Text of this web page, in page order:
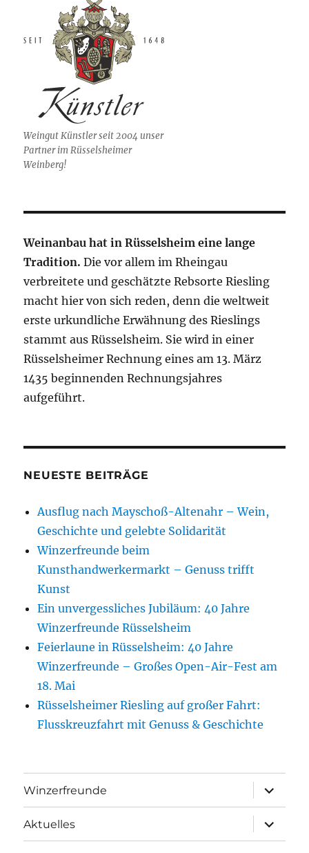
Weingut Künstler seit 2004 unser
Partner im Rüsselsheimer
Weinberg!
Weinanbau hat in Rüsselsheim eine lange
Tradition.Die vor allem im Rheingau
verbreitete und geschätzte Rebsorte Riesling
macht hier von sich reden, denn die weltweit
erste urkundliche Erwähnung des Rieslings
stammt aus Rüsselsheim. Sie wird in einer
Rüsselsheimer Rechnung eines am 13. März
1435 beginnenden Rechnungsjahres
aufgeführt.
NEUESTE BEITRÄGE
Ausflug nach Mayschoß-Altenahr – Wein,
Geschichte und gelebte Solidarität
Winzerfreunde beim
Kunsthandwerkermarkt – Genuss trifft
Kunst
Ein unvergessliches Jubiläum: 40 Jahre
Winzerfreunde Rüsselsheim
Feierlaune in Rüsselsheim: 40 Jahre
Winzerfreunde – Großes Open-Air-Fest am
18. Mai
Rüsselsheimer Riesling auf großer Fahrt:
Flusskreuzfahrt mit Genuss & Geschichte
Winzerfreunde
anzeigen
Aktuelles
anzeigen